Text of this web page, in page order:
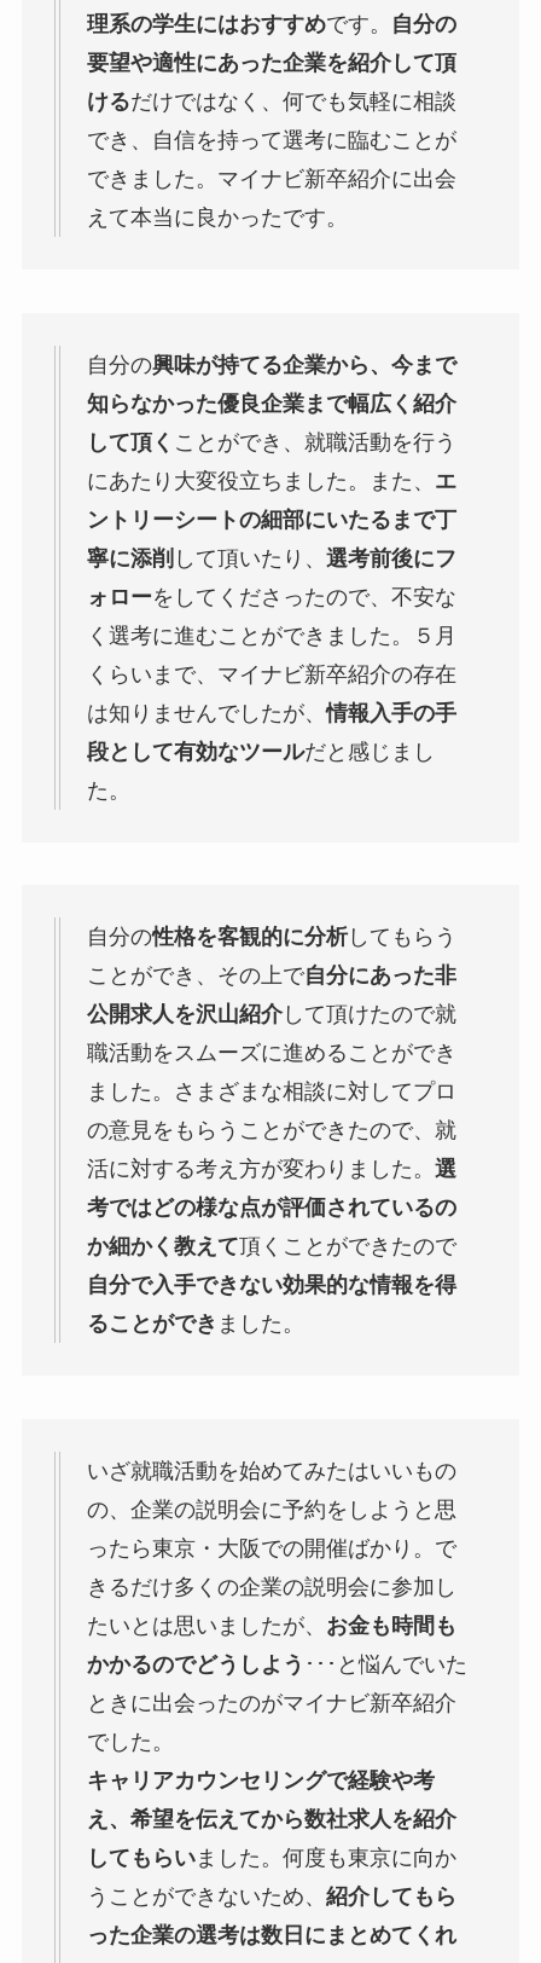
理系の学生にはおすすめです。
自分の
要望や適性にあった企業を紹介して頂
けるだけではなく、何でも気軽に相談
でき、自信を持って選考に臨むことが
できました。マイナビ新卒紹介に出会
えて本当に良かったです。
自分の興味が持てる企業から、今まで
知らなかった優良企業まで幅広く紹介
して頂く ことができ、就職活動を行う
にあたり大変役立ちました。また、 エ
ントリーシートの細部にいたるまで丁
寧に添削 して頂いたり、 選考前後にフ
ォローをしてくださったので、不安な
く選考に進むことができました。５月
くらいまで、マイナビ新卒紹介の存在
は知りませんでしたが、情報入手の手
段として有効なツールだと感じまし
た。
自分の性格を客観的に分析してもらう
ことができ、その上で自分にあった非
公開求人を沢山紹介して頂けたので就
職活動をスムーズに進めることができ
ました。さまざまな相談に対してプロ
の意見をもらうことができたので、就
活に対する考え方が変わりました。 選
考ではどの様な点が評価されているの
か細かく教えて頂くことができたので
自分で入手できない効果的な情報を得
ることができ ました。
いざ就職活動を始めてみたはいいもの
の、企業の説明会に予約をしようと思
ったら東京・大阪での開催ばかり。で
きるだけ多くの企業の説明会に参加し
たいとは思いましたが、 お金も時間も
かかるのでどうしよう ･･･と悩んでいた
ときに出会ったのがマイナビ新卒紹介
でした。
キャリアカウンセリングで経験や考
え、希望を伝えてから数社求人を紹介
してもらいました。何度も東京に向か
うことができないため、 紹介してもら
った企業の選考は数日にまとめてくれ